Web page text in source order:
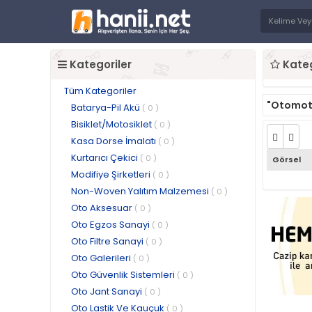
Kategoriler
Tüm Kategoriler
Batarya-Pil Akü ( 0 )
Bisiklet/Motosiklet ( 0 )
Kasa Dorse İmalatı ( 0 )
Kurtarıcı Çekici ( 0 )
Modifiye Şirketleri ( 0 )
Non-Woven Yalıtım Malzemesi ( 0 )
Oto Aksesuar ( 0 )
Oto Egzos Sanayi ( 0 )
Oto Filtre Sanayi ( 0 )
Oto Galerileri ( 0 )
Oto Güvenlik Sistemleri ( 0 )
Oto Jant Sanayi ( 0 )
Oto Lastik Ve Kauçuk ( 0 )
Görsel